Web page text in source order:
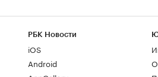
РБК Новости
iOS
Android
О